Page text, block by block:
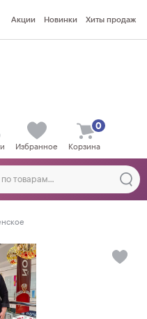
Акции Новинки Хиты продаж
Избранное Корзина
0